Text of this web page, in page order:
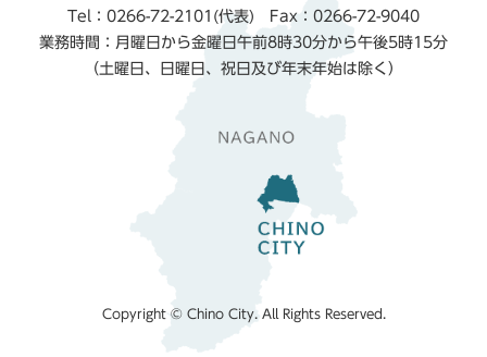
Tel：0266-72-2101(代表) Fax：0266-72-9040
業務時間：月曜日から金曜日午前8時30分から午後5時15分
（土曜日、日曜日、祝日及び年末年始は除く）
Copyright © Chino City. All Rights Reserved.